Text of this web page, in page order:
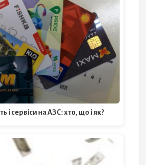
і сервіси на АЗС: хто, що і як?